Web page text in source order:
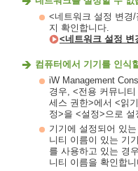
<네트워크 설정 변경
지 확인합니다.
<네트워크 설정 변
컴퓨터에서 기기를 인식
iW Management
경우, <전용 커뮤니
세스 권한>에서 <읽
정>을 <설정>으로 설
기기에 설정되어 있
니티 이름이 있는 기
를 사용하고 있는 경
니티 이름을 확인합니